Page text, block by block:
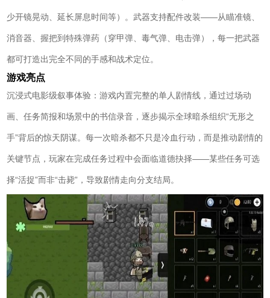
少开镜晃动、延长屏息时间等）。武器支持配件改装——从瞄准镜、
消音器、握把到特殊弹药（穿甲弹、毒气弹、电击弹），每一把武器
都可打造出完全不同的手感和战术定位。
游戏亮点
沉浸式电影级叙事体验：游戏内置完整的单人剧情线，通过过场动
画、任务简报和场景中的书信录音，逐步揭示全球暗杀组织“无形之
手”背后的惊天阴谋。每一次暗杀都不只是冷血行动，而是推动剧情的
关键节点，玩家在完成任务过程中会面临道德抉择——某些任务可选
择“活捉”而非“击毙”，导致剧情走向分支结局。